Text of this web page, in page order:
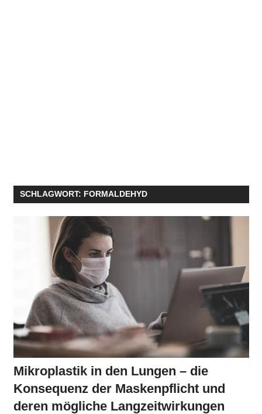
SCHLAGWORT: FORMALDEHYD
Mikroplastik in den Lungen – die
Konsequenz der Maskenpflicht und
deren mögliche Langzeitwirkungen